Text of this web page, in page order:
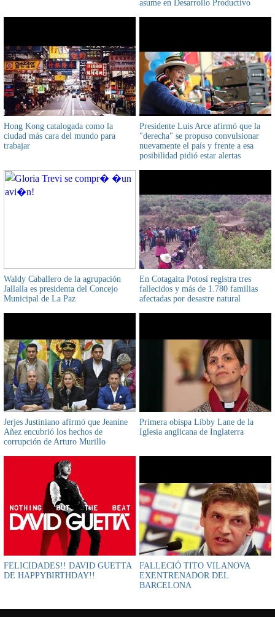
asume en Desarrollo Productivo
Hong Kong catalogada como la
ciudad más cara del mundo para
trabajar
Presidente Luis Arce afirmó que la
"derecha" se propuso convulsionar
nuevamente el país y frente a esa
posibilidad pidió estar alertas
Waldy Caballero de la agrupación
Jallalla es presidenta del Concejo
Municipal de La Paz
En Cotagaita Potosí registra tres
fallecidos y más de 1.780 familias
afectadas por desastre natural
Jerjes Justiniano afirmó que Jeanine
Añez encubrió los hechos de
corrupción de Arturo Murillo
Primera obispa Libby Lane de la
Iglesia anglicana de Inglaterra
FELICIDADES!! DAVID GUETTA
DE HAPPYBIRTHDAY!!
FALLECIÓ TITO VILANOVA
EXENTRENADOR DEL
BARCELONA